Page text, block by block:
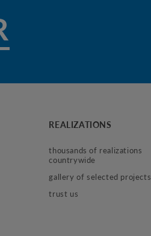
REALIZATIONS
thousands of realizations
countrywide
gallery of selected projects
trust us